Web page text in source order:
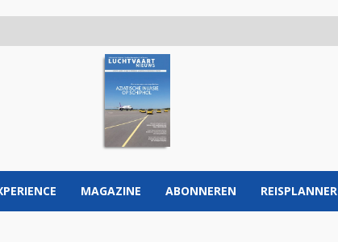
MAGAZINE ABONNEREN REISPLANNER